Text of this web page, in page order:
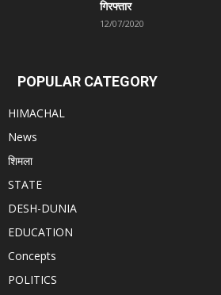
गिरफ्तार
12/07/2020
POPULAR CATEGORY
HIMACHAL
News
शिमला
STATE
DESH-DUNIA
EDUCATION
Concepts
POLITICS